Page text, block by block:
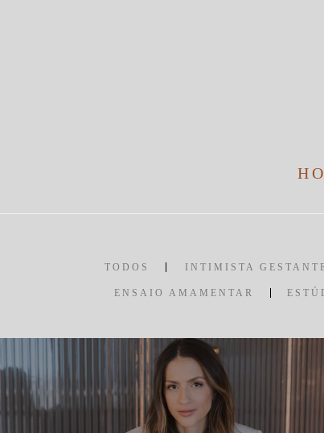
TODOS INTIMISTA
ENSAIO AMAMENTAR